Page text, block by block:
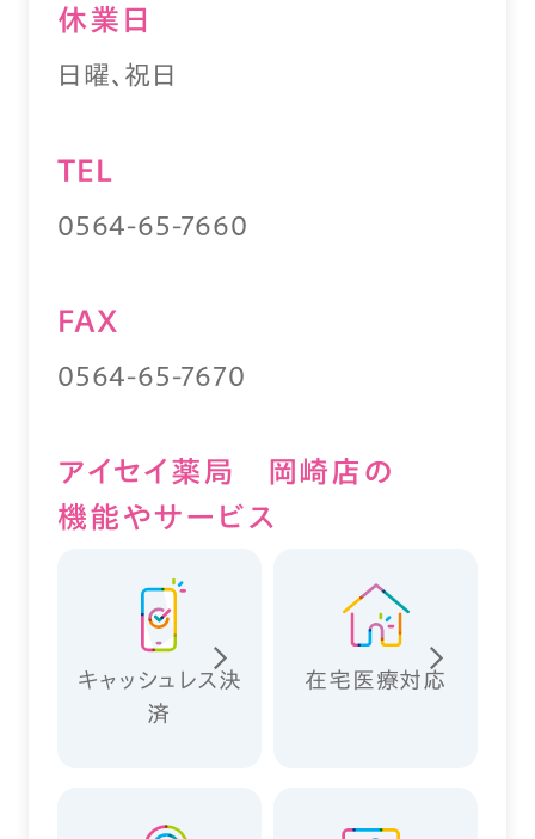
休業⽇
日曜、祝日
TEL
0564-65-7660
FAX
0564-65-7670
アイセイ薬局 岡崎店の
機能やサービス
キャッシュレス決
済
在宅医療対応